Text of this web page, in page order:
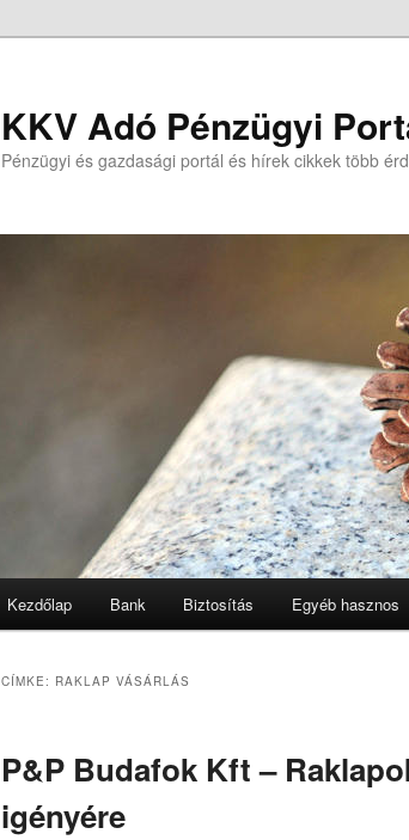
KKV Adó Pénzügyi
Pénzügyi és gazdasági portál és hírek cikkek több
Kezdőlap Bank Biztosítás Egyéb hasznos
CÍMKE: RAKLAP VÁSÁRLÁS
P&P Budafok Kft –
igényére